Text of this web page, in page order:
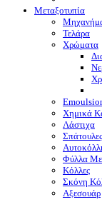
Μεταξοτυπία
Τελάρα
Χρώματα
Χημικά
Λάστιχα
Σπάτουλες
Φύλλα
Κόλλες
Σκόνη
Αξεσουάρ